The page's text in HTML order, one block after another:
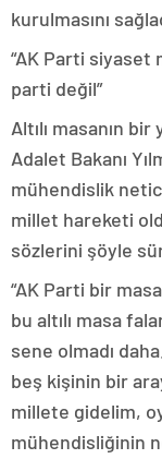
kurulmasını
“AK Parti
parti değil”
Altılı masanın bir
Adalet Bakanı
mühendislik
millet hareketi
sözlerini şöyle
“AK Parti bir
bu altılı masa
sene olmadı
beş kişinin bir
millete gidelim,
mühendisliğinin